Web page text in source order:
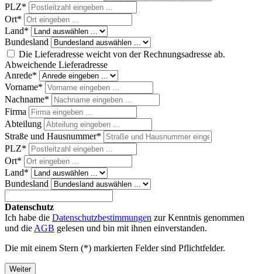
PLZ*
Ort*
Land*
Bundesland
Die Lieferadresse weicht von der Rechnungsadresse ab.
Abweichende Lieferadresse
Anrede*
Vorname*
Nachname*
Firma
Abteilung
Straße und Hausnummer*
PLZ*
Ort*
Land*
Bundesland
Datenschutz
Ich habe die Datenschutzbestimmungen zur Kenntnis genommen
und die AGB gelesen und bin mit ihnen einverstanden.
Die mit einem Stern (*) markierten Felder sind Pflichtfelder.
Weiter